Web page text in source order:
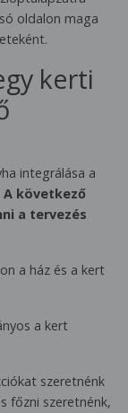
oldalon maga
kerti
integrálása a
A következő
a tervezés
a ház és a kert
a kert
szeretnénk
főzni szeretnénk,